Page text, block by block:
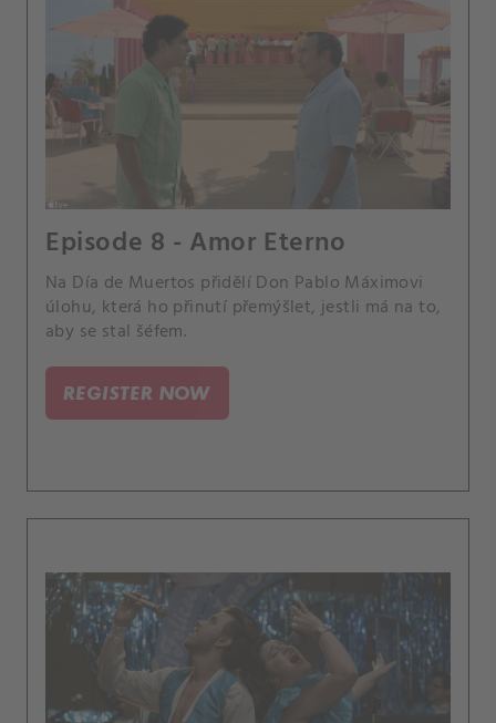
Episode 8 - Amor Eterno
Na Día de Muertos přidělí Don Pablo Máximovi
úlohu, která ho přinutí přemýšlet, jestli má na to,
aby se stal šéfem.
REGISTER NOW